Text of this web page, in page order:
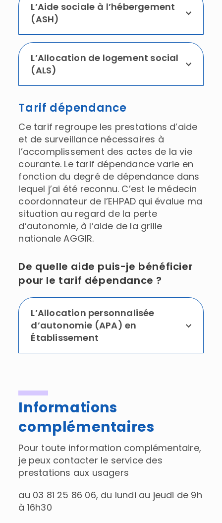
L’Aide sociale à l’hébergement
(ASH)
L’Allocation de logement social
(ALS)
Tarif dépendance
Ce tarif regroupe les prestations d’aide
et de surveillance nécessaires à
l’accomplissement des actes de la vie
courante. Le tarif dépendance varie en
fonction du degré de dépendance dans
lequel j’ai été reconnu. C’est le médecin
coordonnateur de l’EHPAD qui évalue ma
situation au regard de la perte
d’autonomie, à l’aide de la grille
nationale AGGIR.
De quelle aide puis-je bénéficier
pour le tarif dépendance ?
L’Allocation personnalisée
d’autonomie (APA) en
Établissement
Informations
complémentaires
Pour toute information complémentaire,
je peux contacter le service des
prestations aux usagers
au 03 81 25 86 06, du lundi au jeudi de 9h
à 16h30